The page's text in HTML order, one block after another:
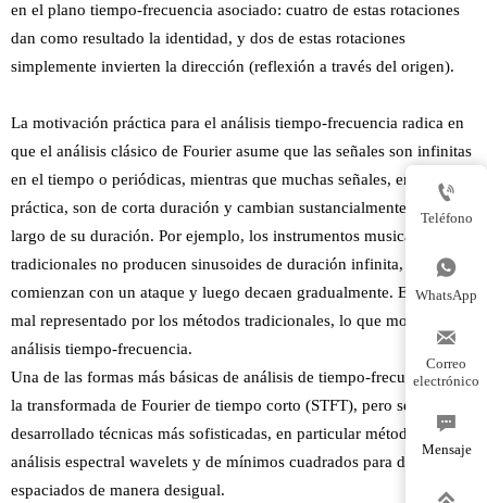
en el plano tiempo-frecuencia asociado: cuatro de estas rotaciones
dan como resultado la identidad, y dos de estas rotaciones
simplemente invierten la dirección (reflexión a través del origen).
La motivación práctica para el análisis tiempo-frecuencia radica en
que el análisis clásico de Fourier asume que las señales son infinitas
en el tiempo o periódicas, mientras que muchas señales, en la
práctica, son de corta duración y cambian sustancialmente a lo
largo de su duración. Por ejemplo, los instrumentos musicales
tradicionales no producen sinusoides de duración infinita, sino que
comienzan con un ataque y luego decaen gradualmente. Esto está
mal representado por los métodos tradicionales, lo que motiva el
análisis tiempo-frecuencia.
Una de las formas más básicas de análisis de tiempo-frecuencia es
la transformada de Fourier de tiempo corto (STFT), pero se han
desarrollado técnicas más sofisticadas, en particular métodos de
análisis espectral wavelets y de mínimos cuadrados para datos
espaciados de manera desigual.

Teléfono

WhatsApp

Correo
electrónico

Mensaje